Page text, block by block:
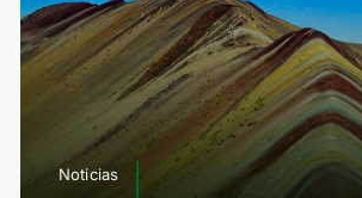
Noticias